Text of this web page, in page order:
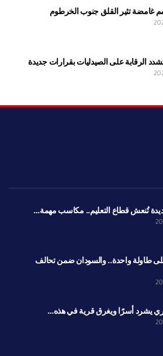
غامضة تثير القلق جنوب الخرطوم
الرقابة على الصيدليات بقرارات جديدة
تُنعش قطاع التعليم.. مكاسب مهمة…
على طاولة واحدة.. والسودان ضمن تحالف
ري يشرد أسرًا ويغرق قرية في هذه…